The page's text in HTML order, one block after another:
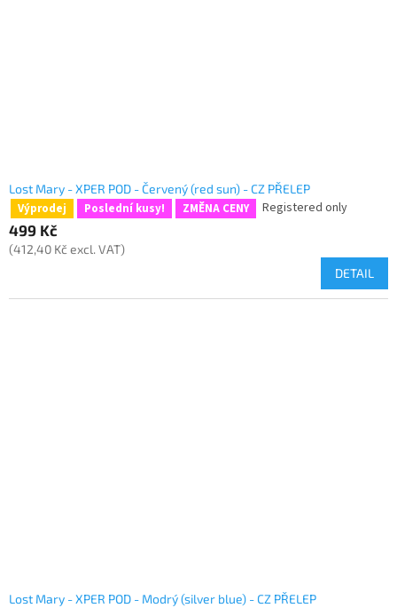
Lost Mary - XPER POD - Červený (red sun) - CZ PŘELEP
Výprodej Poslední kusy! ZMĚNA CENY
Registered only
499 Kč
(412,40 Kč excl. VAT)
DETAIL
Lost Mary - XPER POD - Modrý (silver blue) - CZ PŘELEP